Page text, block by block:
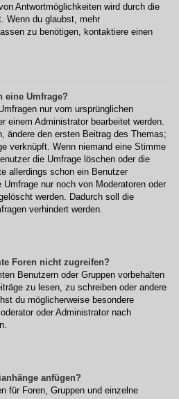
Antwortmöglichkeiten wird durch die
Wenn du glaubst, mehr
zu benötigen, kontaktiere einen
eine Umfrage?
nur vom ursprünglichen
einem Administrator bearbeitet werden.
ändere den ersten Beitrag des Themas;
verknüpft. Wenn niemand eine Stimme
die Umfrage löschen oder die
allerdings schon ein Benutzer
nur noch von Moderatoren oder
werden. Dadurch soll die
verhindert werden.
Foren nicht zugreifen?
Benutzern oder Gruppen vorbehalten
zu lesen, zu schreiben oder andere
du möglicherweise besondere
oder Administrator nach
anfügen?
für Foren, Gruppen und einzelne